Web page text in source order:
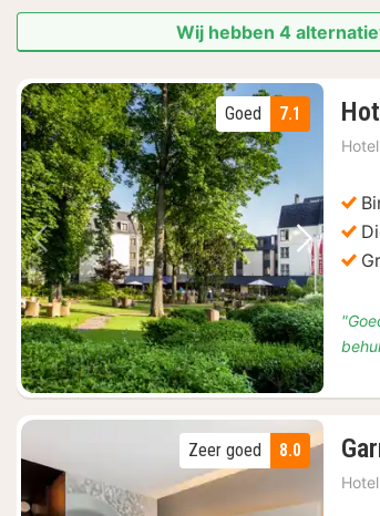
Wij hebben 4
Vorige foto
7.1
Goed
8.0
Zeer goed